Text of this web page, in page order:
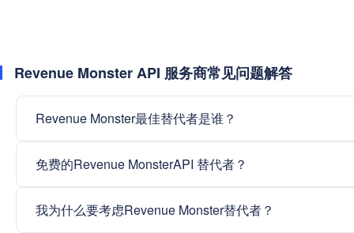
Revenue Monster API 服务商常见问题解答
Revenue Monster最佳替代者是谁？
免费的Revenue MonsterAPI 替代者？
我为什么要考虑Revenue Monster替代者？